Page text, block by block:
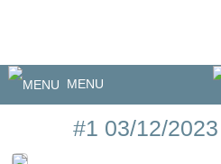
MENU
#1 03/12/